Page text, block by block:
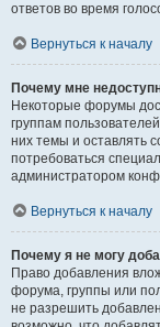
ответов во время
Вернуться к началу
Почему мне
Некоторые форумы
группам
них темы и оставлять
потребоваться
администратором
Вернуться к началу
Почему я не могу
Право добавления
форума, группы или
не разрешить